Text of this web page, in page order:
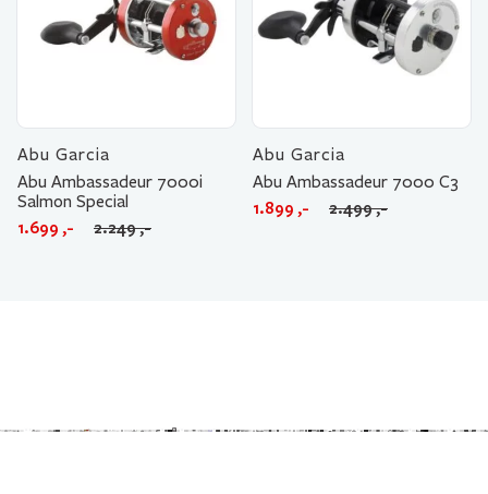
Abu Garcia
Abu Ambassadeur 7000i
Salmon Special
2.249,-
Opprinnelig
1.699 ,-
Nåværende
Abu Garcia
Abu Ambassadeur 7000 C3
2.499,-
Opprinnelig
1.899 ,-
Nåværende